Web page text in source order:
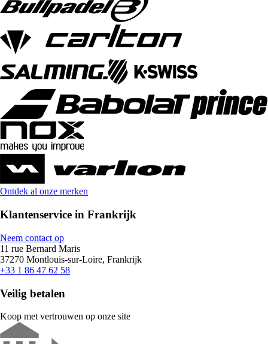
Ontdek al onze merken
Klantenservice in Frankrijk
Neem contact op
11 rue Bernard Maris
37270 Montlouis-sur-Loire, Frankrijk
+33 1 86 47 62 58
Veilig betalen
Koop met vertrouwen op onze site